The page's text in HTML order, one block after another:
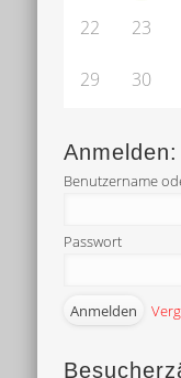
22 23
29 30
Anmelden:
Benutzername
Passwort